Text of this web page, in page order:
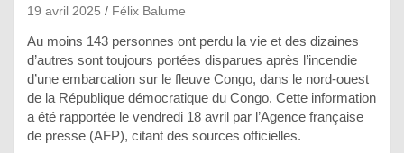
19 avril 2025 Félix Balume
Au moins 143 personnes ont perdu la vie et des dizaines
d’autres sont toujours portées disparues après l’incendie
d’une embarcation sur le fleuve Congo, dans le nord-ouest
de la République démocratique du Congo. Cette information
a été rapportée le vendredi 18 avril par l’Agence française
de presse (AFP), citant des sources officielles.